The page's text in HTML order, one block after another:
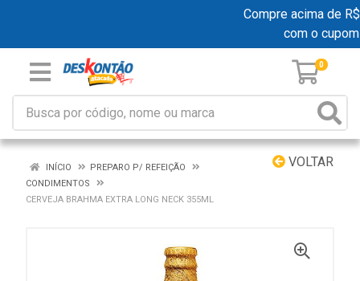
Compre acima de
com o cupom
0
VOLTAR
INÍCIO
PREPARO P/ REFEIÇÃO
CONDIMENTOS
CERVEJA BRAHMA EXTRA LONG NECK 355ML